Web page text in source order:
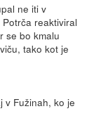
ne iti v
reaktiviral
se bo kmalu
tako kot je
v Fužinah, ko je